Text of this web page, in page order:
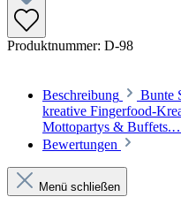
Produktnummer: D-98
Beschreibung
Bunte
kreative Fingerfood-
Mottopartys &
Bewertungen
Menü schließen